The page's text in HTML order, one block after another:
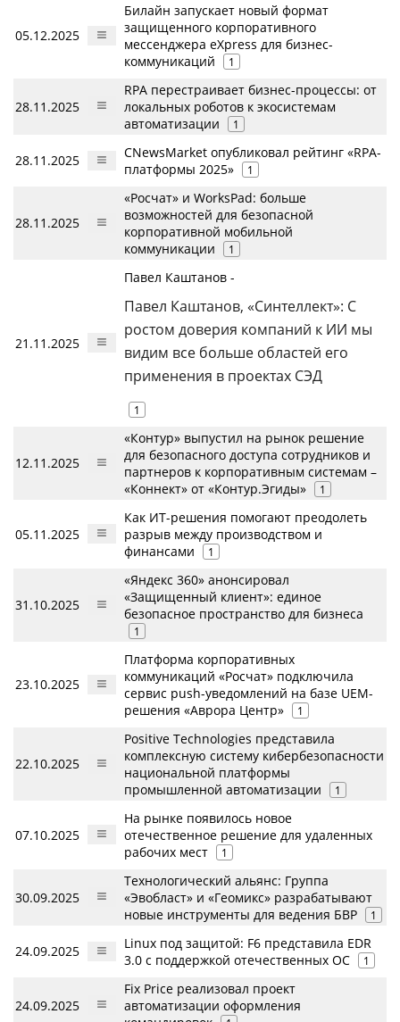
05.12.2025
Билайн запускает новый формат
защищенного корпоративного
мессенджера eXpress для бизнес-
коммуникаций
1
28.11.2025
RPA перестраивает бизнес-процессы: от
локальных роботов к экосистемам
автоматизации
1
28.11.2025
CNewsMarket опубликовал рейтинг «RPA-
платформы 2025»
1
28.11.2025
«Росчат» и WorksPad: больше
возможностей для безопасной
корпоративной мобильной
коммуникации
1
21.11.2025
Павел Каштанов -
Павел Каштанов, «Синтеллект»: С
ростом доверия компаний к ИИ мы
видим все больше областей его
применения в проектах СЭД
1
12.11.2025
«Контур» выпустил на рынок решение
для безопасного доступа сотрудников и
партнеров к корпоративным системам –
«Коннект» от «Контур.Эгиды»
1
05.11.2025
Как ИТ-решения помогают преодолеть
разрыв между производством и
финансами
1
31.10.2025
«Яндекс 360» анонсировал
«Защищенный клиент»: единое
безопасное пространство для бизнеса
1
23.10.2025
Платформа корпоративных
коммуникаций «Росчат» подключила
сервис push-уведомлений на базе UEM-
решения «Аврора Центр»
1
22.10.2025
Positive Technologies представила
комплексную систему кибербезопасности
национальной платформы
промышленной автоматизации
1
07.10.2025
На рынке появилось новое
отечественное решение для удаленных
рабочих мест
1
30.09.2025
Технологический альянс: Группа
«Эвобласт» и «Геомикс» разрабатывают
новые инструменты для ведения БВР
1
24.09.2025
Linux под защитой: F6 представила EDR
3.0 с поддержкой отечественных ОС
1
24.09.2025
Fix Price реализовал проект
автоматизации оформления